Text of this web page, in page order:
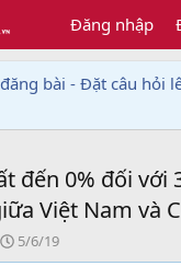
Đăng nhập
bài - Đặt câu hỏi
đến 0% đối với
Việt Nam và
N
g
5/6/19